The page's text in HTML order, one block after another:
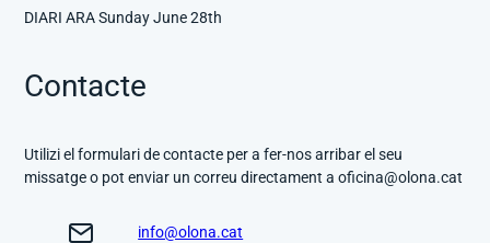
DIARI ARA Sunday June 28th
Contacte
Utilizi el formulari de contacte per a fer-nos arribar el seu
missatge o pot enviar un correu directament a oficina@olona.cat
info@olona.cat